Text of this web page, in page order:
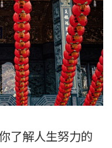
了解人生努力的